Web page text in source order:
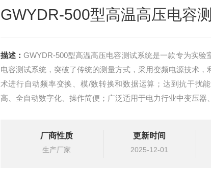
GWYDR-500型高温高压电容
描述： GWYDR-500型高温高压电容测试系统是一款专为实验
电容测试系统，突破了传统的测量方式，采用变频电源技术，
术进行自动频率变换、模/数转换和数据运算；达到抗干扰
高、全自动数字化、操作简便；广泛适用于电力行业中变压器
厂商性质
生产厂家
更新时间
2025-12-01